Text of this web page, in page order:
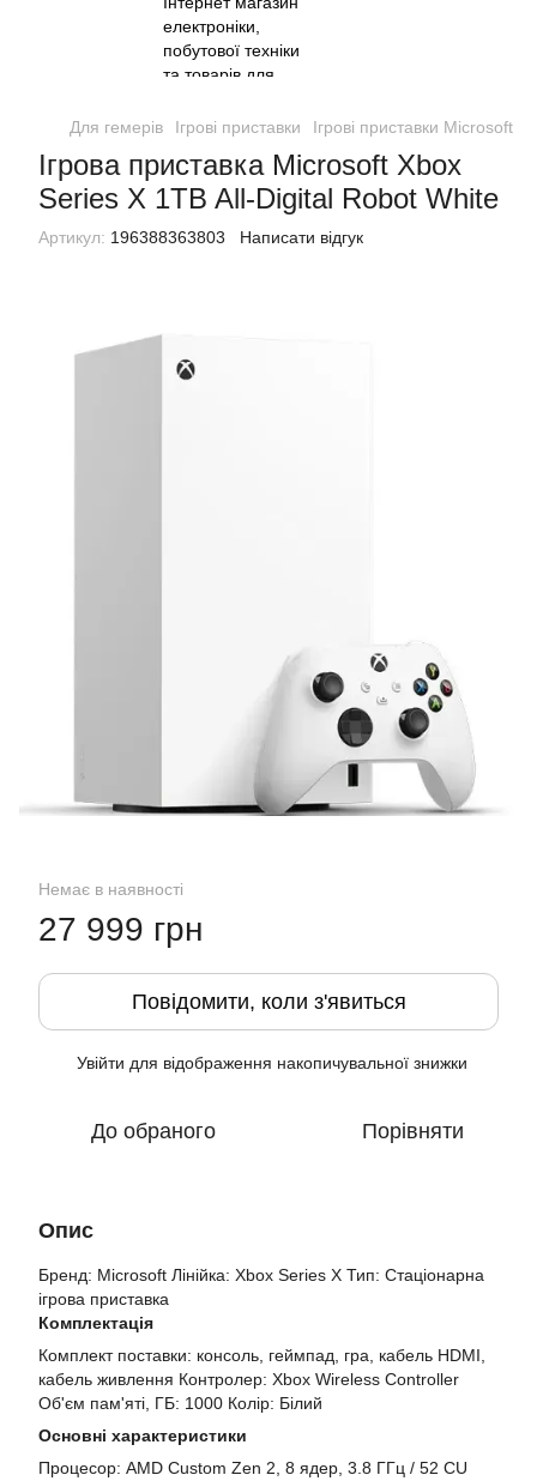
Для гемерів Ігрові приставки Ігрові приставки Microsoft
Ігрова приставка Microsoft Xbox
Series X 1TB All-Digital Robot White
Артикул: 196388363803 Написати відгук
Немає в наявності
27 999 грн
Повідомити, коли з'явиться
Увійти для відображення накопичувальної знижки
До обраного Порівняти
Опис
Бренд: Microsoft Лінійка: Xbox Series X Тип: Стаціонарна
ігрова приставка
Комплектація
Комплект поставки: консоль, геймпад, гра, кабель HDMI,
кабель живлення Контролер: Xbox Wireless Controller
Об'єм пам'яті, ГБ: 1000 Колір: Білий
Основні характеристики
Процесор: AMD Custom Zen 2, 8 ядер, 3.8 ГГц / 52 CU